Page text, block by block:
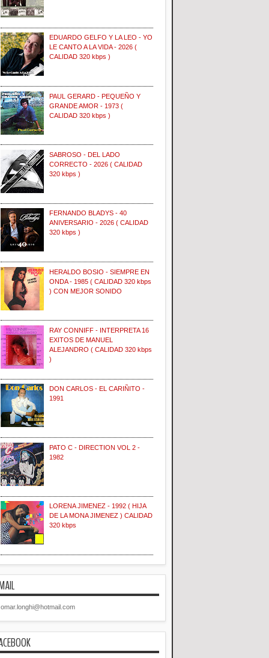
EDUARDO GELFO Y LA LEO - YO
LE CANTO A LA VIDA - 2026 (
CALIDAD 320 kbps )
PAUL GERARD - PEQUEÑO Y
GRANDE AMOR - 1973 (
CALIDAD 320 kbps )
SABROSO - DEL LADO
CORRECTO - 2026 ( CALIDAD
320 kbps )
FERNANDO BLADYS - 40
ANIVERSARIO - 2026 ( CALIDAD
320 kbps )
HERALDO BOSIO - SIEMPRE EN
ONDA - 1985 ( CALIDAD 320 kbps
) CON MEJOR SONIDO
RAY CONNIFF - INTERPRETA 16
EXITOS DE MANUEL
ALEJANDRO ( CALIDAD 320 kbps
)
DON CARLOS - EL CARIÑITO -
1991
PATO C - DIRECTION VOL 2 -
1982
LORENA JIMENEZ - 1992 ( HIJA
DE LA MONA JIMENEZ ) CALIDAD
320 kbps
omar.longhi@hotmail.com